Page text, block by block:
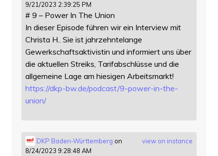
9/21/2023 2:39:25 PM
# 9 – Power In The Union
In dieser Episode führen wir ein Interview mit
Christa H.. Sie ist jahrzehntelange
Gewerkschaftsaktivistin und informiert uns über
die aktuellen Streiks, Tarifabschlüsse und die
allgemeine Lage am hiesigen Arbeitsmarkt!
https://dkp-bw.de/podcast/9-power-in-the-
union/
view on instance
DKP Baden-Württemberg on
8/24/2023 9:28:48 AM